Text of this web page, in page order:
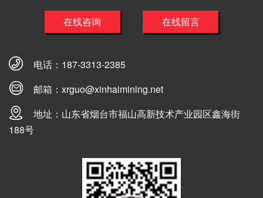
在线咨询 在线留言
电话： 187-3313-2385
邮箱： xrguo@xinhaimining.net
地址：山东省烟台市福山高新技术产业园区鑫海街
188号